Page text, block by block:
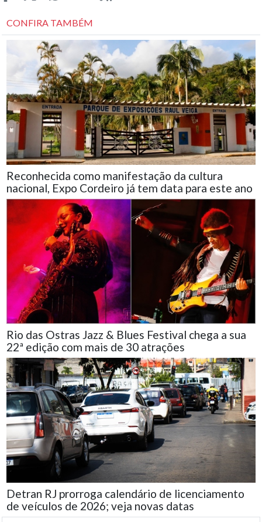
CONFIRA TAMBÉM
Reconhecida como manifestação da cultura
nacional, Expo Cordeiro já tem data para este ano
Rio das Ostras Jazz & Blues Festival chega a sua
22ª edição com mais de 30 atrações
Detran RJ prorroga calendário de licenciamento
de veículos de 2026; veja novas datas